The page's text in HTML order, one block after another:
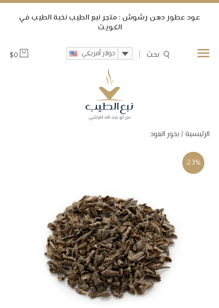
ﻋﻮﺩ ﻋﻄﻮﺭ ﺩﻫﻦ ﺭﺷﻮﺵ : متجر نبع الطيب ﻧﺨﺒﺔ ﺍﻟﻄﻴﺐ ﻓﻲ
ﺍﻟﻜﻮﻳﺖ
بحث دولار أمريكي $0
الرئيسية / بخور العود
-23%